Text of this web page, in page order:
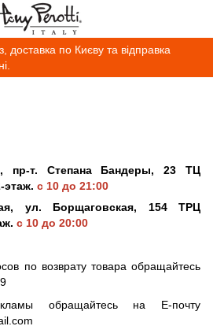
по Києву та відправка
пр-т. Степана Бандеры, 23 ТЦ
этаж. с 10 до 21:00
ул. Борщаговская, 154 ТРЦ
с 10 до 20:00
по возврату товара обращайтесь
обращайтесь на Е-почту